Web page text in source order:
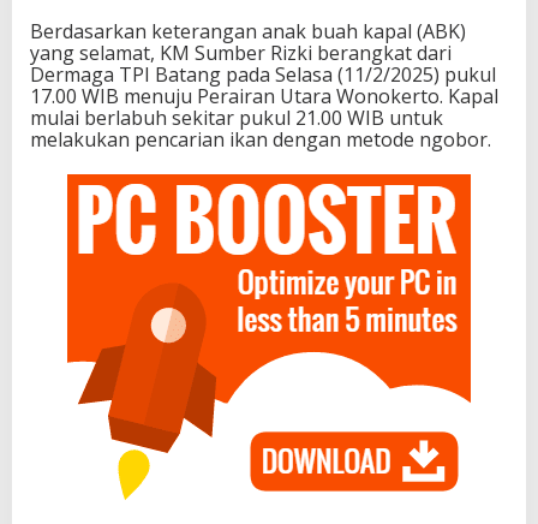
Berdasarkan keterangan anak buah kapal (ABK)
yang selamat, KM Sumber Rizki berangkat dari
Dermaga TPI Batang pada Selasa (11/2/2025) pukul
17.00 WIB menuju Perairan Utara Wonokerto. Kapal
mulai berlabuh sekitar pukul 21.00 WIB untuk
melakukan pencarian ikan dengan metode ngobor.